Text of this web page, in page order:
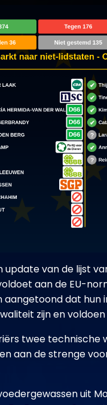
van de lijst
aan de EU-
aangetoond dat hun
zijn en voldoen
twee technische
aan de strenge
uit